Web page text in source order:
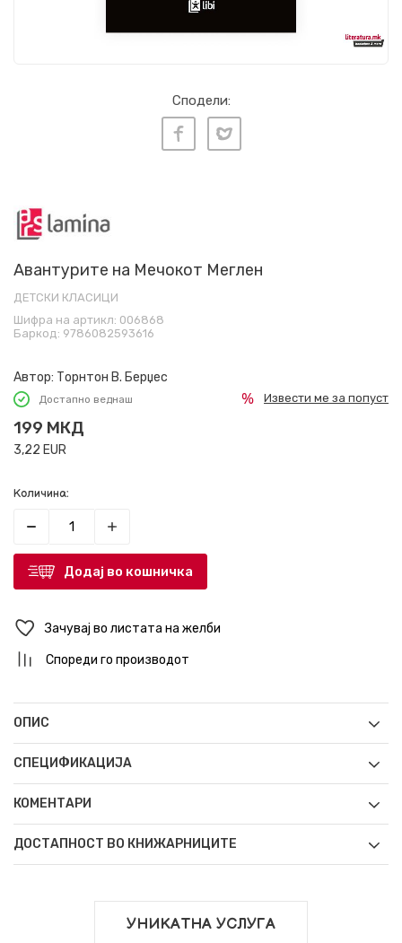
Сподели:
Авантурите на Мечокот Меглен
ДЕТСКИ КЛАСИЦИ
Шифра на артикл: 006868
Баркод: 9786082593616
Автор: Торнтон В. Берџес
Достапно веднаш
199 МКД
3,22 EUR
Извести ме за попуст
Количина:
Додај во кошничка
Зачувај во листата на желби
Спореди го производот
ОПИС
СПЕЦИФИКАЦИЈА
КОМЕНТАРИ
ДОСТАПНОСТ ВО КНИЖАРНИЦИТЕ
УНИКАТНА УСЛУГА